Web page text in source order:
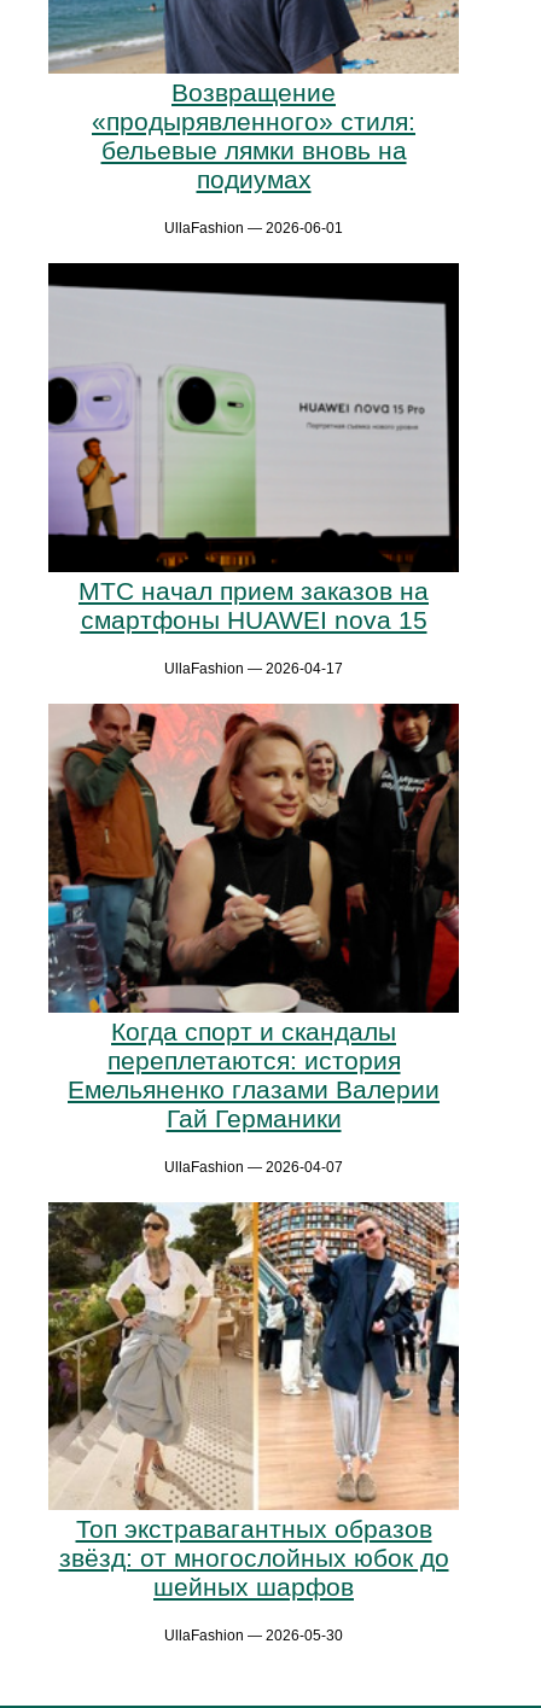
Возвращение
«продырявленного» стиля:
бельевые лямки вновь на
подиумах
UllaFashion — 2026-06-01
МТС начал прием заказов на
смартфоны HUAWEI nova 15
UllaFashion — 2026-04-17
Когда спорт и скандалы
переплетаются: история
Емельяненко глазами Валерии
Гай Германики
UllaFashion — 2026-04-07
Топ экстравагантных образов
звёзд: от многослойных юбок до
шейных шарфов
UllaFashion — 2026-05-30